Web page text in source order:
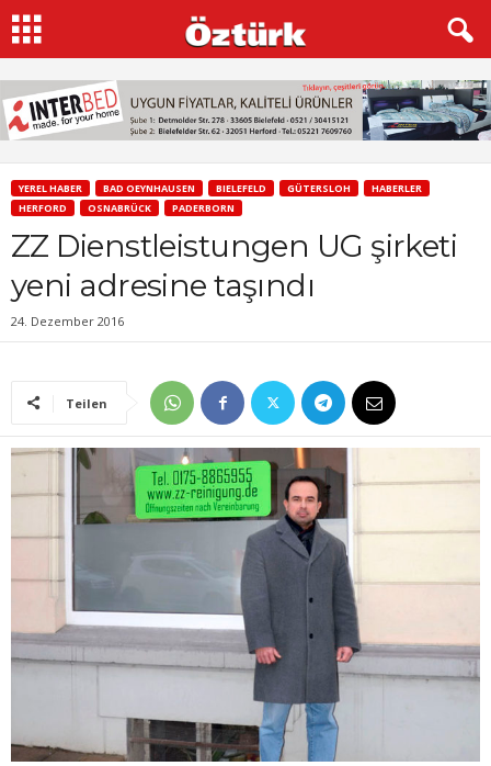
YEREL HABER BAD OEYNHAUSEN BIELEFELD GÜTERSLOH
HABERLER
HERFORD
OSNABRÜCK PADERBORN
ZZ Dienstleistungen UG şirketi
yeni adresine taşındı
24. Dezember 2016
Teilen